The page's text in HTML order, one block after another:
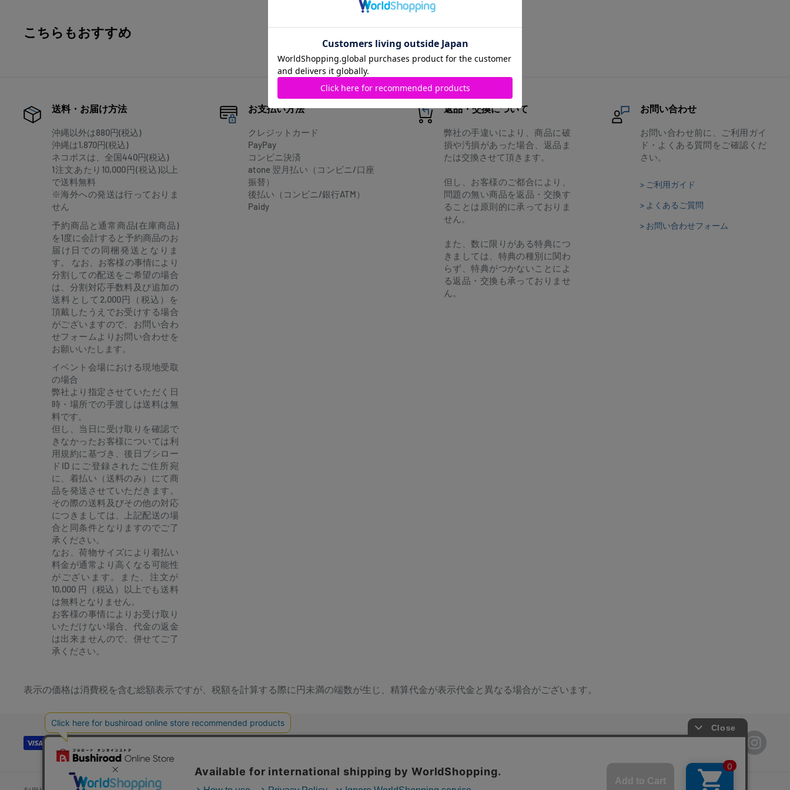
こちらもおすすめ
送料・お届け方法
沖縄以外は880円(税込)
沖縄は1,870円(税込)
ネコポスは、全国440円(税込)
1注文あたり10,000円(税込)以上
で送料無料
※海外への発送は行っておりま
せん
予約商品と通常商品(在庫商品)
を1度に会計すると予約商品のお
届け日での同梱発送となりま
す。 なお、お客様の事情により
分割しての配送をご希望の場合
は、分割対応手数料及び追加の
送料として2,000円（税込）を
頂戴したうえでお受けする場合
がございますので、お問い合わ
せフォームよりお問い合わせを
お願いいたします。
イベント会場における現地受取
の場合
弊社より指定させていただく日
時・場所での手渡しは送料は無
料です。
但し、当日に受け取りを確認で
きなかったお客様については利
用規約に基づき、後日ブシロー
ドID にご登録されたご住所宛
に、着払い（送料のみ）にて商
品を発送させていただきます。
その際の送料及びその他の対応
につきましては、上記配送の場
合と同条件となりますのでご了
承ください。
なお、荷物サイズにより着払い
料金が通常より高くなる可能性
がございます。また、注文が
10,000 円（税込）以上でも送料
は無料となりません。
お客様の事情によりお受け取り
いただけない場合、代金の返金
は出来ませんので、併せてご了
承ください。
お支払い方法
クレジットカード
PayPay
コンビニ決済
atone 翌月払い（コンビニ/口座
振替）
後払い（コンビニ/銀行ATM）
Paidy
返品・交換について
弊社の手違いにより、商品に破
損や汚損があった場合、返品ま
たは交換させて頂きます。
但し、お客様のご都合により、
問題の無い商品を返品・交換す
ることは原則的に承っておりま
せん。
また、数に限りがある特典につ
きましては、特典の種別に関わ
らず、特典がつかないことによ
る返品・交換も承っておりませ
ん。
お問い合わせ
お問い合わせ前に、ご利用ガイ
ド・よくある質問をご確認くだ
さい。
> ご利用ガイド
> よくあるご質問
> お問い合わせフォーム
表示の価格は消費税を含む総額表示ですが、税額を計算する際に円未満の端数が生じ、精算代金が表示代金と異なる場合がございます。